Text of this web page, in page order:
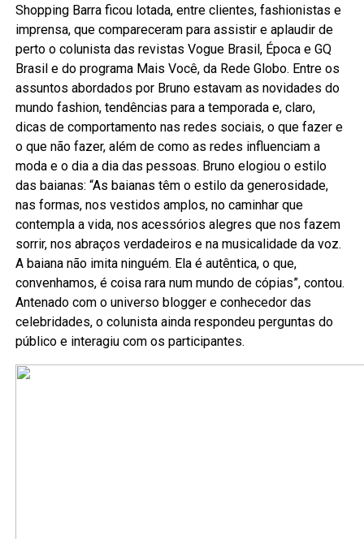
Shopping Barra ficou lotada, entre clientes, fashionistas e
imprensa, que compareceram para assistir e aplaudir de
perto o colunista das revistas Vogue Brasil, Época e GQ
Brasil e do programa Mais Você, da Rede Globo. Entre os
assuntos abordados por Bruno estavam as novidades do
mundo fashion, tendências para a temporada e, claro,
dicas de comportamento nas redes sociais, o que fazer e
o que não fazer, além de como as redes influenciam a
moda e o dia a dia das pessoas. Bruno elogiou o estilo
das baianas: “As baianas têm o estilo da generosidade,
nas formas, nos vestidos amplos, no caminhar que
contempla a vida, nos acessórios alegres que nos fazem
sorrir, nos abraços verdadeiros e na musicalidade da voz.
A baiana não imita ninguém. Ela é autêntica, o que,
convenhamos, é coisa rara num mundo de cópias”, contou.
Antenado com o universo blogger e conhecedor das
celebridades, o colunista ainda respondeu perguntas do
público e interagiu com os participantes.